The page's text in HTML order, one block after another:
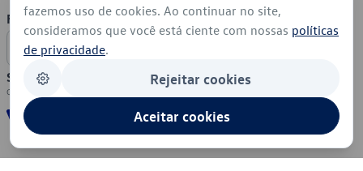
Formas de Pagamento
Segurança
fazemos uso de cookies. Ao continuar no site,
consideramos que você está ciente com nossas políticas
de privacidade.
Rejeitar cookies
Aceitar cookies